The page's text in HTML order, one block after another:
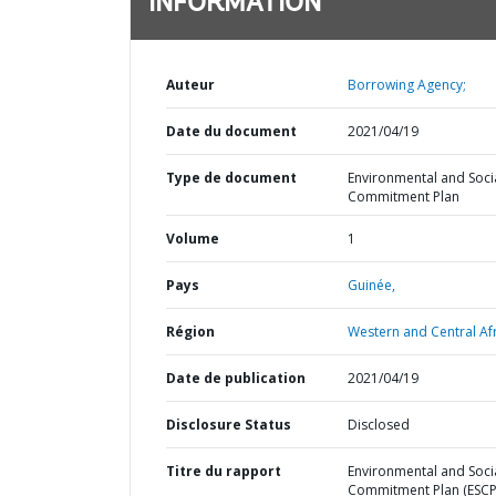
Auteur Borrowing Agency;
Date du document 2021/04/19
Type de document
Environmental and
Commitment Plan
Volume 1
Pays Guinée,
Région Western and Central
Date de publication 2021/04/19
Disclosure Status Disclosed
Titre du rapport
Environmental and
Commitment Plan